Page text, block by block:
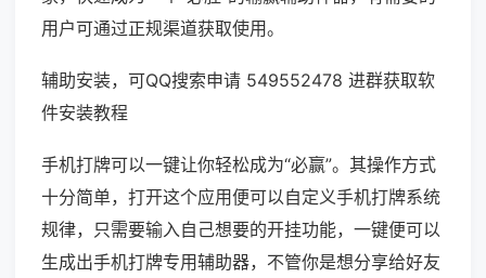
用户可通过正规渠道获取使用。
辅助安装，可QQ搜索申请 549552478 进群获取软
件安装教程
手机打牌可以一键让你轻松成为“必赢”。其操作方式
十分简单，打开这个应用便可以自定义手机打牌系统
规律，只需要输入自己想要的开挂功能，一键便可以
生成出手机打牌专用辅助器，不管你是想分享给好友